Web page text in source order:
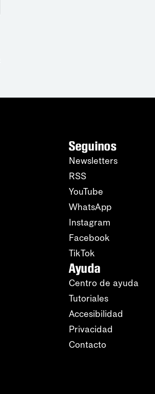
Seguinos
Newsletters
RSS
YouTube
WhatsApp
Instagram
Facebook
TikTok
Ayuda
Centro de ayuda
Tutoriales
Accesibilidad
Privacidad
Contacto